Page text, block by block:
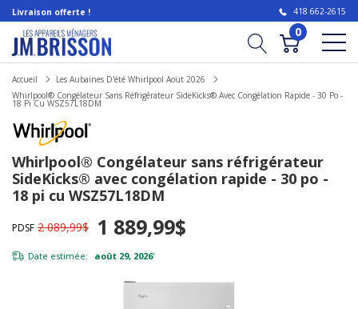
Livraison offerte ! 418 662-2615
0
Accueil
Les Aubaines D'été Whirlpool Aoüt 2026
Whirlpool® Congélateur Sans Réfrigérateur SideKicks® Avec Congélation Rapide - 30 Po -
18 Pi Cu WSZ57L18DM
Whirlpool® Congélateur sans réfrigérateur
SideKicks® avec congélation rapide - 30 po -
18 pi cu WSZ57L18DM
PDSF 2 089,99$ 1 889,99$
Date estimée: août 29, 2026*